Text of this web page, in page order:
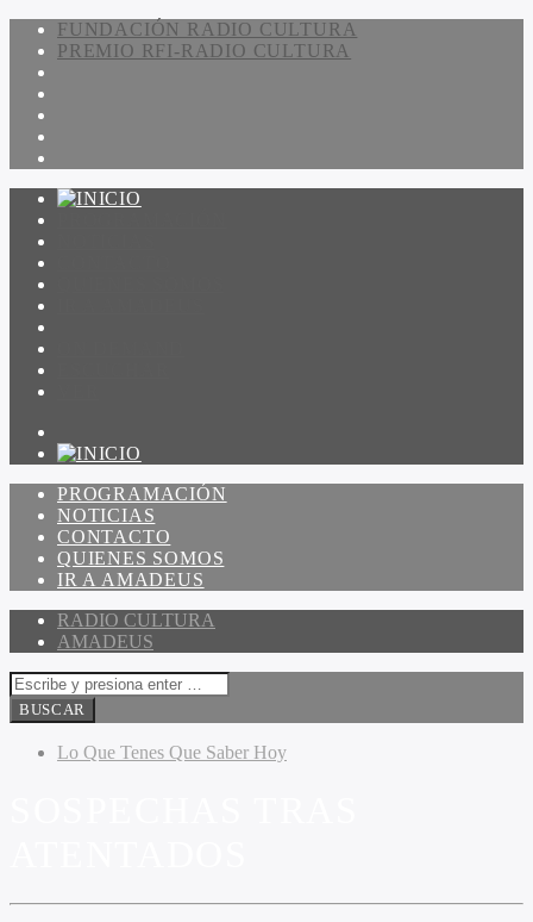
FUNDACIÓN RADIO CULTURA
PREMIO RFI-RADIO CULTURA
PROGRAMACIÓN
NOTICIAS
CONTACTO
QUIENES SOMOS
IR A AMADEUS
RADIO CULTURA
AMADEUS
Lo Que Tenes Que Saber Hoy